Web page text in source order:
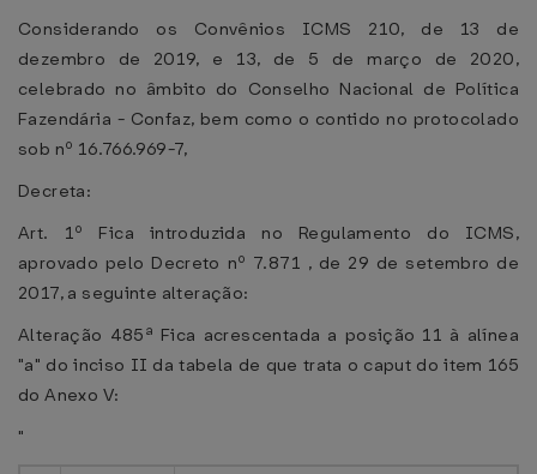
Considerando os Convênios ICMS 210, de 13 de
dezembro de 2019, e 13, de 5 de março de 2020,
celebrado no âmbito do Conselho Nacional de Política
Fazendária - Confaz, bem como o contido no protocolado
sob nº 16.766.969-7,
Decreta:
Art. 1º Fica introduzida no Regulamento do ICMS,
aprovado pelo Decreto nº 7.871 , de 29 de setembro de
2017, a seguinte alteração:
Alteração 485ª Fica acrescentada a posição 11 à alínea
"a" do inciso II da tabela de que trata o caput do item 165
do Anexo V:
"